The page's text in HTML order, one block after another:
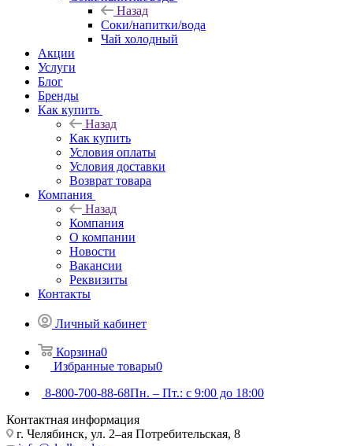
Назад
Соки/напитки/вода
Чай холодный
Акции
Услуги
Блог
Бренды
Как купить
Назад
Как купить
Условия оплаты
Условия доставки
Возврат товара
Компания
Назад
Компания
О компании
Новости
Вакансии
Реквизиты
Контакты
Личный кабинет
Корзина0
Избранные товары0
8-800-700-88-68Пн. – Пт.: с 9:00 до 18:00
Контактная информация
г. Челябинск, ул. 2–ая Потребительская, 8